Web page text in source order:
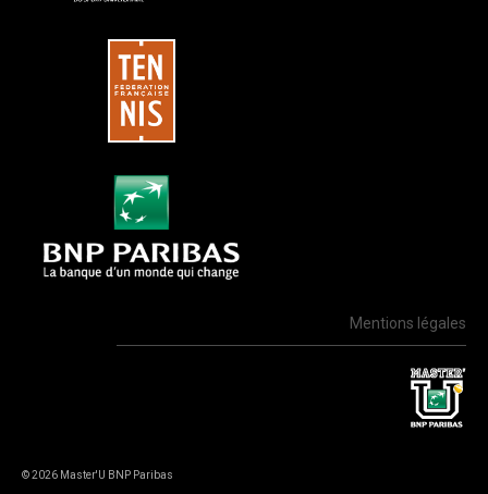
Mentions légales
© 2026 Master'U BNP Paribas